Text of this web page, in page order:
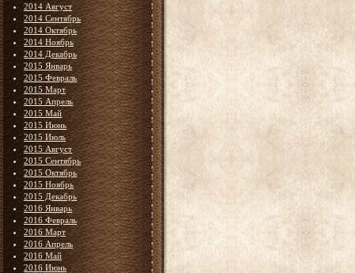
2014 Август
2014 Сентябрь
2014 Октябрь
2014 Ноябрь
2014 Декабрь
2015 Январь
2015 Февраль
2015 Март
2015 Апрель
2015 Май
2015 Июнь
2015 Июль
2015 Август
2015 Сентябрь
2015 Октябрь
2015 Ноябрь
2015 Декабрь
2016 Январь
2016 Февраль
2016 Март
2016 Апрель
2016 Май
2016 Июнь